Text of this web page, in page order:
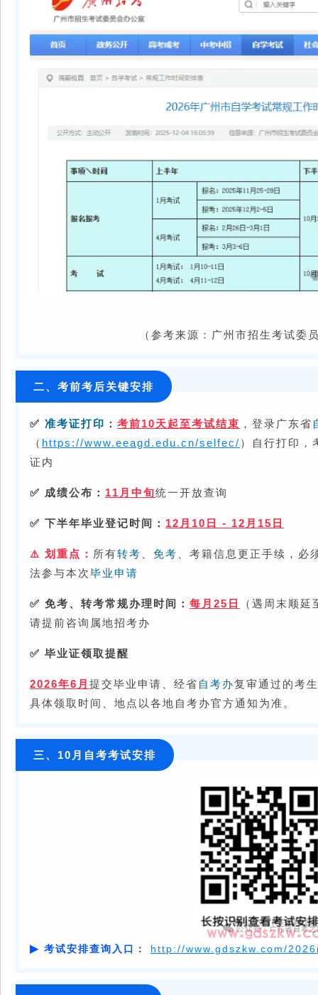
（参考来源： 广州市招生考试委
二、考前考后关键安排
✅ 准考证打印 ： 考前10天起至考试结束 ，登录广东省
（ https://www.eeagd.edu.cn/selfec/ ）自行打印，
证内
✅ 成绩公布： 11月中旬统一开放查询
✅ 下半年毕业登记时间： 12月10日 - 12月15日
⚠️ 划重点： 所有转考 免考
、考籍信息更正手续，必
法参与本次毕业申请
✅ 免考、转考常规办理时间： 每月25日
（遇周末顺
请提前咨询属地招考办
✅ 毕业证领取提醒
2026年6月 提交毕业申请、经省 自考办复审通过的考
具体领取时间、地点以各地自考办官方通知为准。
三、10月自考考试安排
▶ 考试安排查询入口： http://www.gdszkw.com/